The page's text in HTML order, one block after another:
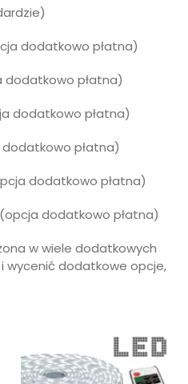
dodatkowo płatna)
dodatkowo płatna)
dodatkowo płatna)
dodatkowo płatna)
dodatkowo płatna)
dodatkowo płatna)
w wiele dodatkowych
wycenić dodatkowe opcje,